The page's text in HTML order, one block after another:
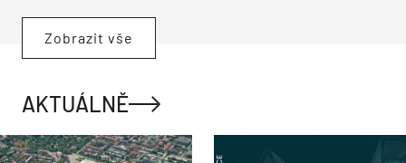
Zobrazit vše
AKTUÁLNĚ